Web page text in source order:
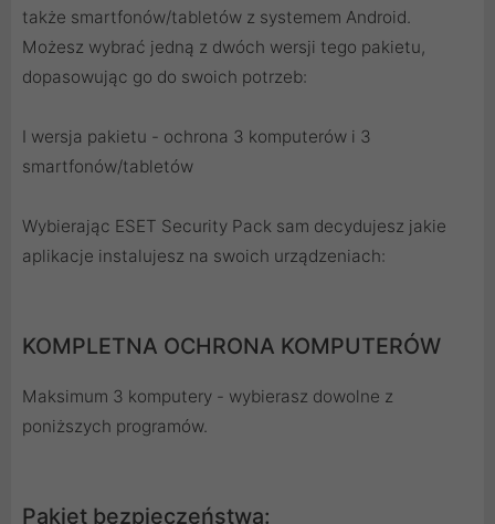
także smartfonów/tabletów z systemem Android.
Możesz wybrać jedną z dwóch wersji tego pakietu,
dopasowując go do swoich potrzeb:
I wersja pakietu - ochrona 3 komputerów i 3
smartfonów/tabletów
Wybierając ESET Security Pack sam decydujesz jakie
aplikacje instalujesz na swoich urządzeniach:
KOMPLETNA OCHRONA KOMPUTERÓW
Maksimum 3 komputery - wybierasz dowolne z
poniższych programów.
Pakiet bezpieczeństwa: